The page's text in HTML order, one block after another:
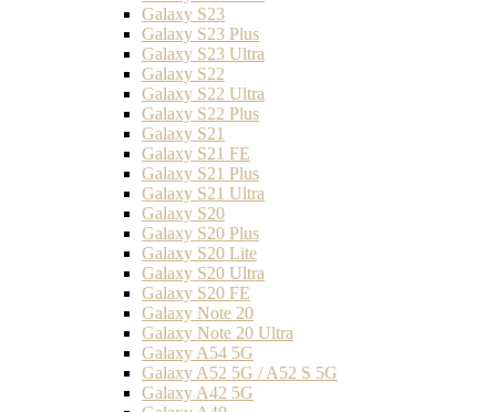
Galaxy S23
Galaxy S23 Plus
Galaxy S23 Ultra
Galaxy S22
Galaxy S22 Ultra
Galaxy S22 Plus
Galaxy S21
Galaxy S21 FE
Galaxy S21 Plus
Galaxy S21 Ultra
Galaxy S20
Galaxy S20 Plus
Galaxy S20 Lite
Galaxy S20 Ultra
Galaxy S20 FE
Galaxy Note 20
Galaxy Note 20 Ultra
Galaxy A54 5G
Galaxy A52 5G / A52 S 5G
Galaxy A42 5G